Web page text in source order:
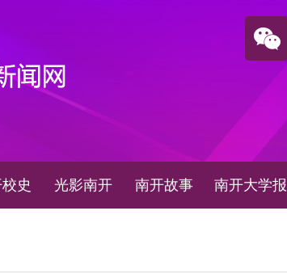
史 光影南开 南开故事 南开大学报